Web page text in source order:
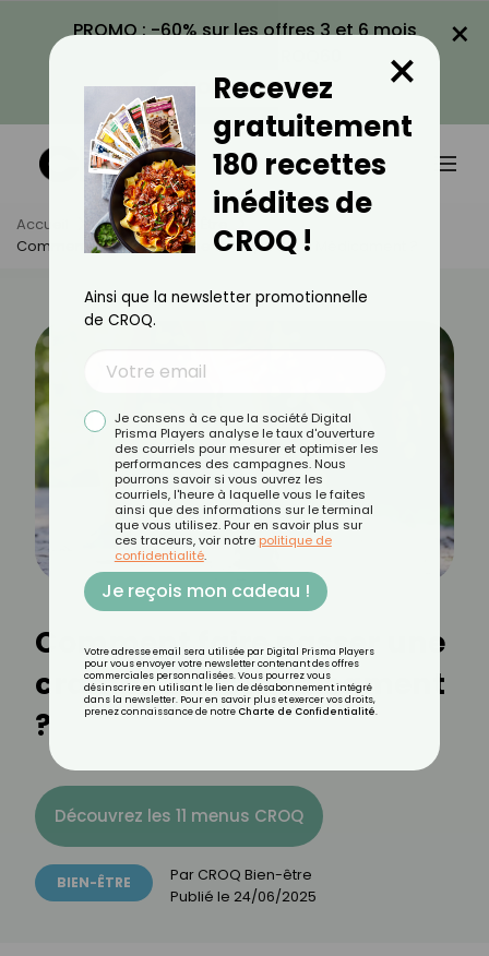
PROMO : -60% sur les offres 3 et 6 mois
VOIR LA PROMO
×
Accueil Actus
Bien-Être
Comment Faire Passer Une Crampe Sans Médicament ?
Comment faire passer une
crampe sans médicament
?
Découvrez les 11 menus CROQ
BIEN-ÊTRE Par CROQ Bien-être
Publié le 24/06/2025
Recevez
gratuitement
180 recettes
inédites de
CROQ !
×
Ainsi que la newsletter promotionnelle
de CROQ.
Je consens à ce que la société Digital
Prisma Players analyse le taux d'ouverture
des courriels pour mesurer et optimiser les
performances des campagnes. Nous
pourrons savoir si vous ouvrez les
courriels, l'heure à laquelle vous le faites
ainsi que des informations sur le terminal
que vous utilisez. Pour en savoir plus sur
ces traceurs, voir notre politique de
confidentialité.
Je reçois mon cadeau !
Votre adresse email sera utilisée par Digital Prisma Players
pour vous envoyer votre newsletter contenant des offres
commerciales personnalisées. Vous pourrez vous
désinscrire en utilisant le lien de désabonnement intégré
dans la newsletter. Pour en savoir plus et exercer vos droits,
prenez connaissance de notre Charte de Confidentialité.